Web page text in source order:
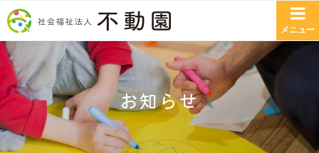
コンテンツへスキップ
お知らせ
メニュー